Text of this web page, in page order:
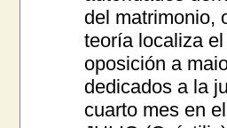
del matrimonio,
teoría localiza
oposición a
dedicados a la
cuarto mes en